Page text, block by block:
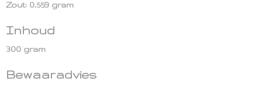
Zout: 0,559 gram
Inhoud
300 gram
Bewaaradvies